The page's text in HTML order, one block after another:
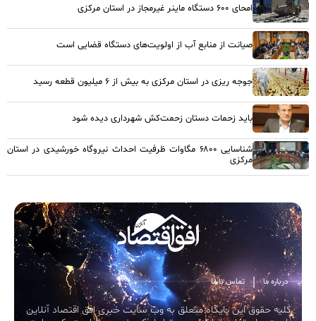
امحای ۶۰۰ دستگاه ماینر غیرمجاز در استان مرکزی
صیانت از منابع آب از اولویت‌های دستگاه قضایی است
جوجه ریزی در استان مرکزی به بیش از ۶ میلیون قطعه رسید
باید زحمات دستان زحمت‌کش شهرداری دیده شود
شناسایی ۶۸۰۰ مگاوات ظرفیت احداث نیروگاه خورشیدی در استان
مرکزی
درباره ما تماس با ما
کلیه حقوق این پایگاه متعلق به وب سایت خبری افق اقتصاد آنلاین